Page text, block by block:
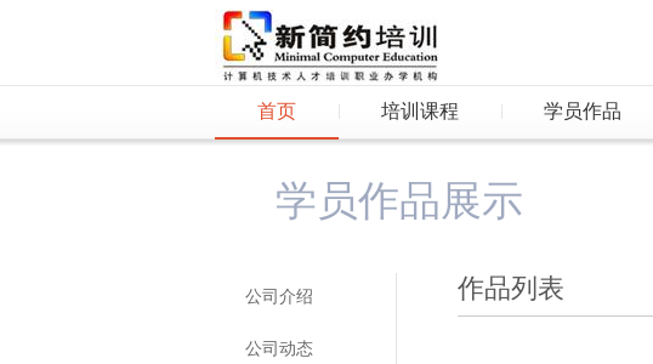
首页 培训课程 学员作品
学员作品展示
公司介绍
公司动态
作品列表